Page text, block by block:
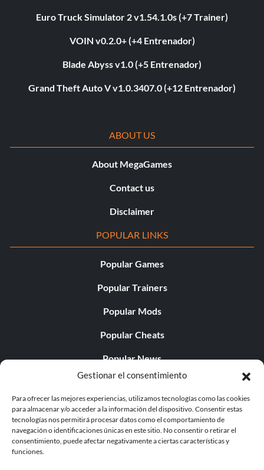
Gestionar el consentimiento
Para ofrecer las mejores experiencias, utilizamos tecnologías como las cookies
para almacenar y/o acceder a la información del dispositivo. Consentir estas
tecnologías nos permitirá procesar datos como el comportamiento de
navegación o identificaciones únicas en este sitio. No consentir o retirar el
consentimiento, puede afectar negativamente a ciertas características y
funciones.
Euro Truck Simulator 2 v1.54.1.0s (+7 Trainer)
VOIN v0.2.0+ (+4 Entrenador)
Blade Abyss v1.0 (+5 Entrenador)
Grand Theft Auto V v1.0.3407.0 (+12 Entrenador)
ABOUT US
About MegaGames
Contact us
Disclaimer
POPULAR LINKS
Popular Games
Popular Trainers
Popular Mods
Popular Cheats
Popular News
Popular Editorials
Popular Free Games
LATEST UPDATES